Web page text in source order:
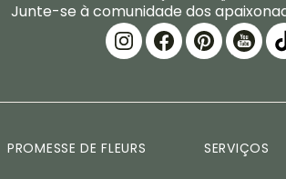
Junte-se à comunidade dos
PROMESSE DE FLEURS SERVIÇOS